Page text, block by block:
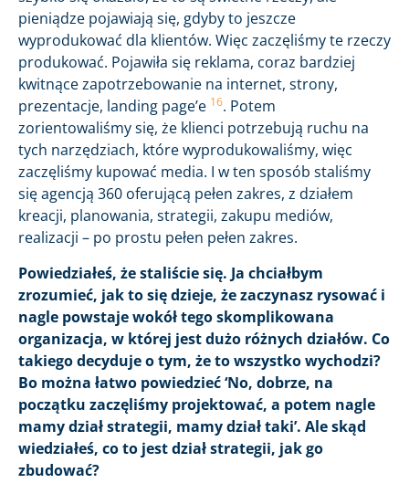
pieniądze pojawiają się, gdyby to jeszcze
wyprodukować dla klientów. Więc zaczęliśmy te rzeczy
produkować. Pojawiła się reklama, coraz bardziej
kwitnące zapotrzebowanie na internet, strony,
prezentacje, landing page’e 16. Potem
zorientowaliśmy się, że klienci potrzebują ruchu na
tych narzędziach, które wyprodukowaliśmy, więc
zaczęliśmy kupować media. I w ten sposób staliśmy
się agencją 360 oferującą pełen zakres, z działem
kreacji, planowania, strategii, zakupu mediów,
realizacji – po prostu pełen pełen zakres.
Powiedziałeś, że staliście się. Ja chciałbym
zrozumieć, jak to się dzieje, że zaczynasz rysować i
nagle powstaje wokół tego skomplikowana
organizacja, w której jest dużo różnych działów. Co
takiego decyduje o tym, że to wszystko wychodzi?
Bo można łatwo powiedzieć ‘No, dobrze, na
początku zaczęliśmy projektować, a potem nagle
mamy dział strategii, mamy dział taki’. Ale skąd
wiedziałeś, co to jest dział strategii, jak go
zbudować?